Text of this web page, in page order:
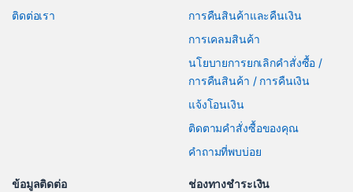
ติดต่อเรา
การคืนสินค้าและคืนเงิน
การเคลมสินค้า
นโยบายการยกเลิกคำสั่งซื้อ /
การคืนสินค้า / การคืนเงิน
แจ้งโอนเงิน
ติดตามคำสั่งซื้อของคุณ
คำถามที่พบบ่อย
ข้อมูลติดต่อ
ช่องทางชำระเงิน